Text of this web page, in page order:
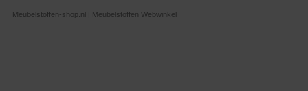
Meubelstoffen-shop.nl | Meubelstoffen Webwinkel